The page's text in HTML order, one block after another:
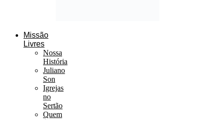
Missão
Livres
Nossa
História
Juliano
Son
Igrejas
no
Sertão
Quem